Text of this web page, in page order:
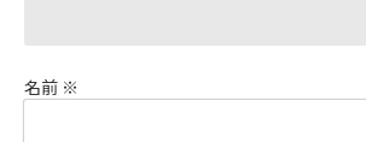
名前 ※